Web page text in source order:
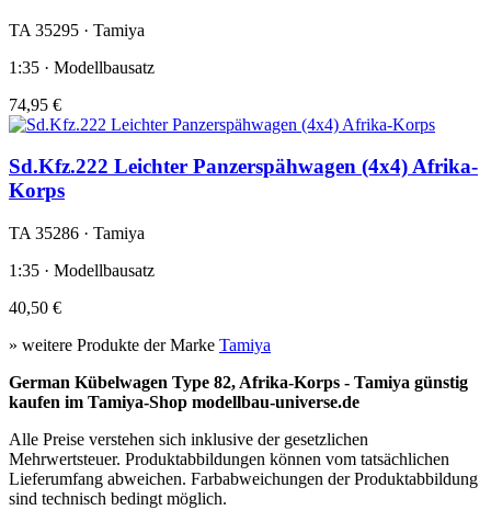
TA 35295 · Tamiya
1:35 · Modellbausatz
74,95 €
Sd.Kfz.222 Leichter Panzerspähwagen (4x4) Afrika-
Korps
TA 35286 · Tamiya
1:35 · Modellbausatz
40,50 €
» weitere Produkte der Marke Tamiya
German Kübelwagen Type 82, Afrika-Korps - Tamiya günstig
kaufen im Tamiya-Shop modellbau-universe.de
Alle Preise verstehen sich inklusive der gesetzlichen
Mehrwertsteuer. Produktabbildungen können vom tatsächlichen
Lieferumfang abweichen. Farbabweichungen der Produktabbildung
sind technisch bedingt möglich.